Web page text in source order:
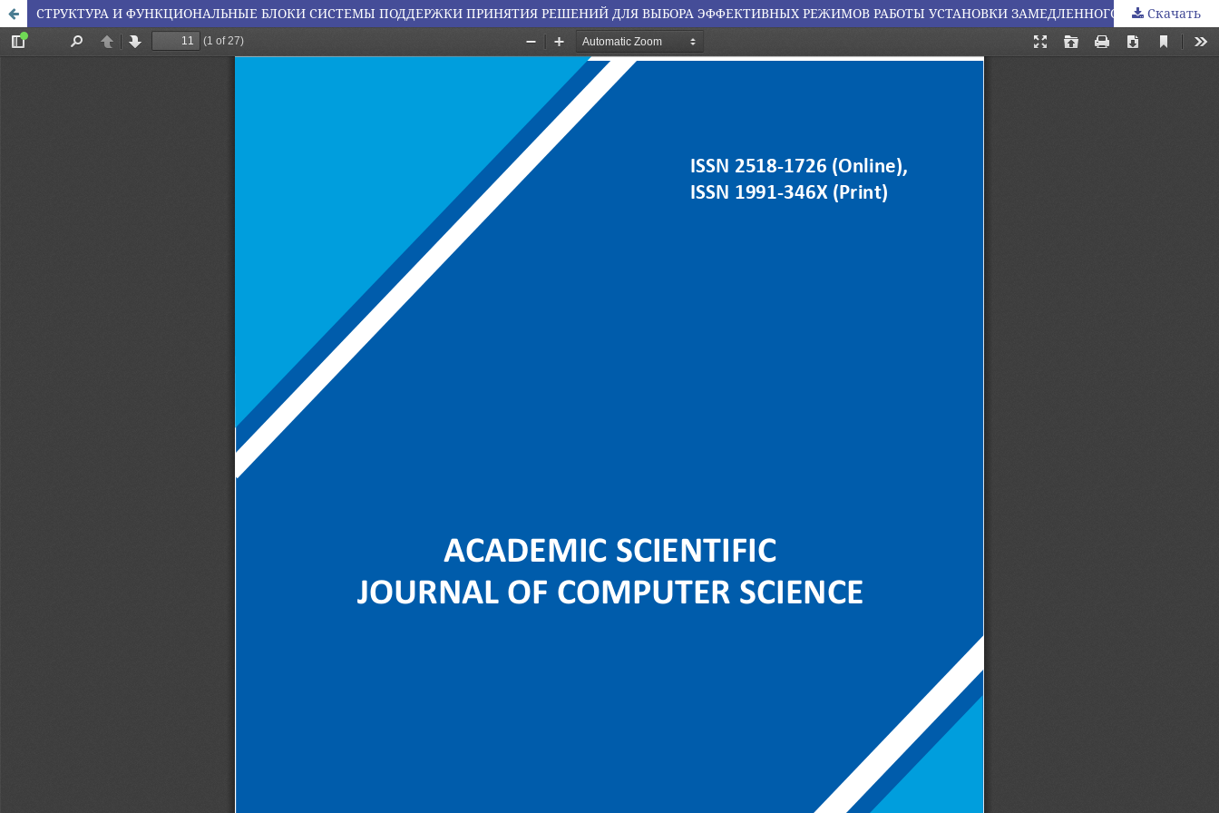
СТРУКТУРА И ФУНКЦИОНАЛЬНЫЕ БЛОКИ СИСТЕМЫ ПОДДЕРЖКИ ПРИНЯТИЯ РЕШЕНИЙ ДЛЯ ВЫБОРА ЭФФЕКТИВНЫХ РЕЖИМОВ РАБОТЫ УСТАНОВКИ ЗАМЕДЛЕННОГО КОКСОВАНИЯ
Скачать